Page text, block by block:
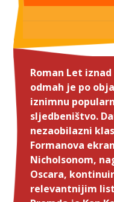
Roman Let
odmah je po
iznimnu
sljedbeništvo.
nezaobilazni
Formanova
Nicholsonom,
Oscara,
relevantnijim